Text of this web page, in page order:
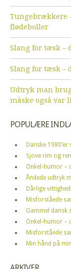
Tungebrækkere
flødeboller
Slang for tæsk –
Slang for tæsk –
Udtryk man
måske også var
POPULÆRE
Danske
Sjove rim og
Onkel-humor –
Åndede udtryk
Dårlige
Misforståede
Gammel dansk
Onkel-humor –
Misforståede
Min hånd på